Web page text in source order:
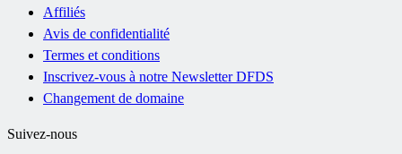
Affiliés
Avis de confidentialité
Termes et conditions
Inscrivez-vous à notre Newsletter DFDS
Changement de domaine
Suivez-nous